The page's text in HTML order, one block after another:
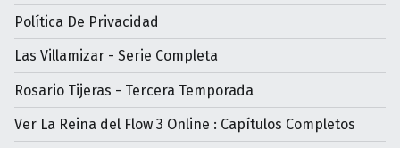
Política De Privacidad
Las Villamizar - Serie Completa
Rosario Tijeras - Tercera Temporada
Ver La Reina del Flow 3 Online : Capítulos Completos